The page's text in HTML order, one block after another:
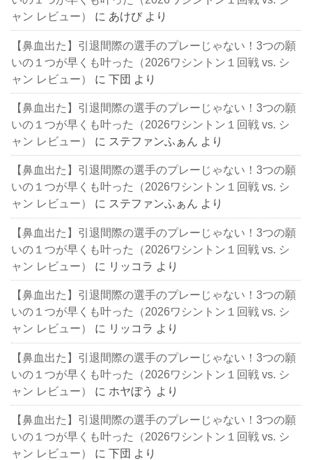
ャン レビュー）
に あけび より
【鼻血出た】引退間際の選手のプレーじゃない！3つの願
いの１つが早くも叶った（2026ワシントン１回戦 vs. シ
ャン レビュー）
に下団 より
【鼻血出た】引退間際の選手のプレーじゃない！3つの願
いの１つが早くも叶った（2026ワシントン１回戦 vs. シ
ャン レビュー）
に ステファンふぁん より
【鼻血出た】引退間際の選手のプレーじゃない！3つの願
いの１つが早くも叶った（2026ワシントン１回戦 vs. シ
ャン レビュー）
に ステファンふぁん より
【鼻血出た】引退間際の選手のプレーじゃない！3つの願
いの１つが早くも叶った（2026ワシントン１回戦 vs. シ
ャン レビュー）
に リッコラ より
【鼻血出た】引退間際の選手のプレーじゃない！3つの願
いの１つが早くも叶った（2026ワシントン１回戦 vs. シ
ャン レビュー）
に リッコラ より
【鼻血出た】引退間際の選手のプレーじゃない！3つの願
いの１つが早くも叶った（2026ワシントン１回戦 vs. シ
ャン レビュー）
に ホヤぼう より
【鼻血出た】引退間際の選手のプレーじゃない！3つの願
いの１つが早くも叶った（2026ワシントン１回戦 vs. シ
ャン レビュー）
に下団 より